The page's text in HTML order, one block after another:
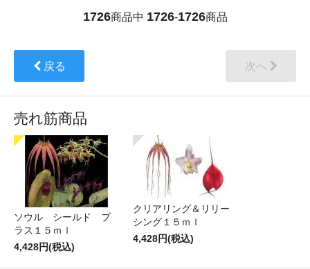
1726商品中 1726-1726商品
戻る 次へ
売れ筋商品
ソウル シールド プ
ラス１５ｍｌ
4,428円(税込)
クリアリング＆リリー
シング１５ｍｌ
4,428円(税込)